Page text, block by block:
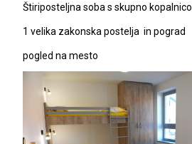
Štiriposteljna soba s skupno kopalnico
1 velika zakonska postelja in pograd
pogled na mesto